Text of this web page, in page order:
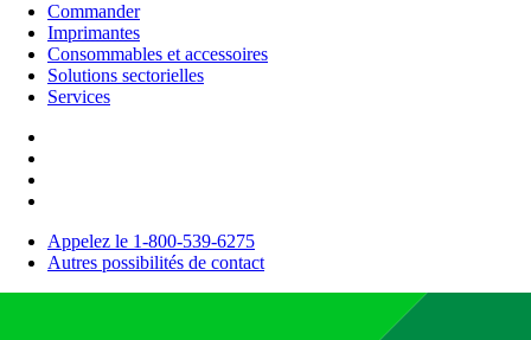
Commander
Imprimantes
Consommables et accessoires
Solutions sectorielles
Services
Appelez le 1-800-539-6275
Autres possibilités de contact